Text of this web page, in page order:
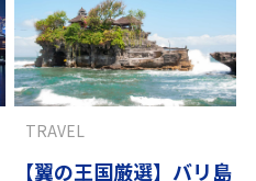
【翼の王国厳選】バリ島
TRAVEL